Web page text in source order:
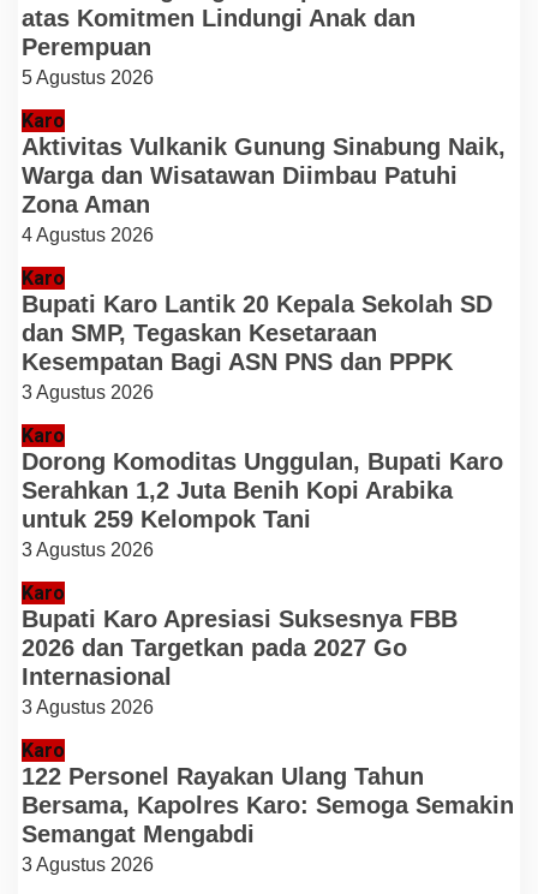
atas Komitmen Lindungi Anak dan
Perempuan
5 Agustus 2026
Karo
Aktivitas Vulkanik Gunung Sinabung Naik,
Warga dan Wisatawan Diimbau Patuhi
Zona Aman
4 Agustus 2026
Karo
Bupati Karo Lantik 20 Kepala Sekolah SD
dan SMP, Tegaskan Kesetaraan
Kesempatan Bagi ASN PNS dan PPPK
3 Agustus 2026
Karo
Dorong Komoditas Unggulan, Bupati Karo
Serahkan 1,2 Juta Benih Kopi Arabika
untuk 259 Kelompok Tani
3 Agustus 2026
Karo
Bupati Karo Apresiasi Suksesnya FBB
2026 dan Targetkan pada 2027 Go
Internasional
3 Agustus 2026
Karo
122 Personel Rayakan Ulang Tahun
Bersama, Kapolres Karo: Semoga Semakin
Semangat Mengabdi
3 Agustus 2026